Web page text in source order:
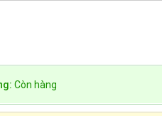
Còn hàng